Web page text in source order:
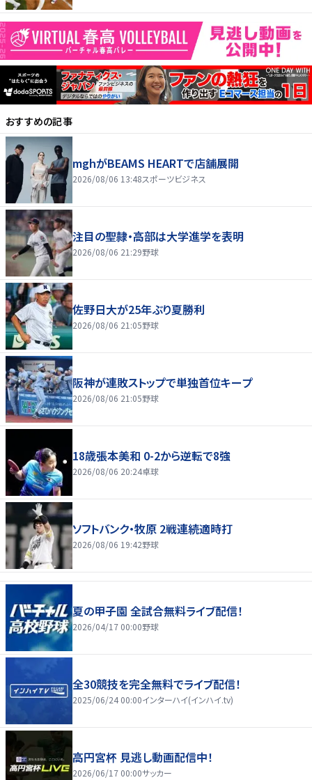
おすすめの記事
mghがBEAMS HEARTで店舗展開
2026/08/06 13:48スポーツビジネス
注目の聖隷・高部は大学進学を表明
2026/08/06 21:29野球
佐野日大が25年ぶり夏勝利
2026/08/06 21:05野球
阪神が連敗ストップで単独首位キープ
2026/08/06 21:05野球
18歳張本美和 0-2から逆転で8強
2026/08/06 20:24卓球
ソフトバンク・牧原 2戦連続適時打
2026/08/06 19:42野球
夏の甲子園 全試合無料ライブ配信！
2026/04/17 00:00野球
全30競技を完全無料でライブ配信！
2025/06/24 00:00インターハイ(インハイ.tv)
高円宮杯 見逃し動画配信中！
2026/06/17 00:00サッカー